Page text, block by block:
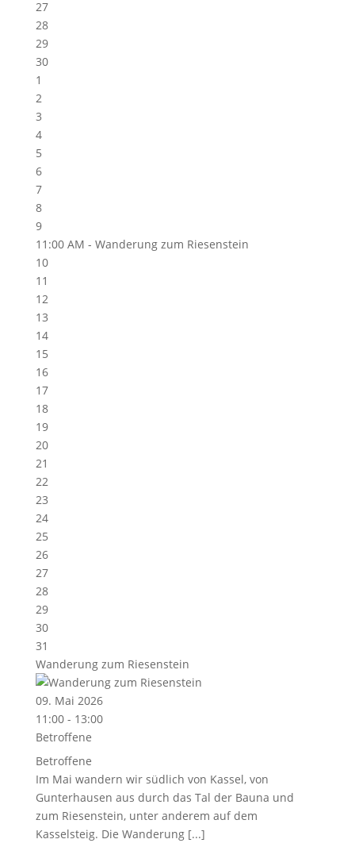
27
28
29
30
1
2
3
4
5
6
7
8
9
11:00 AM - Wanderung zum Riesenstein
10
11
12
13
14
15
16
17
18
19
20
21
22
23
24
25
26
27
28
29
30
31
Wanderung zum Riesenstein
09. Mai 2026
11:00 - 13:00
Betroffene
Betroffene
Im Mai wandern wir südlich von Kassel, von
Gunterhausen aus durch das Tal der Bauna und
zum Riesenstein, unter anderem auf dem
Kasselsteig. Die Wanderung [...]